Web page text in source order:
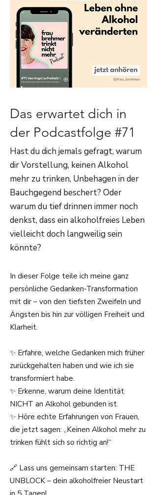
Das erwartet dich in
der Podcastfolge #71
Hast du dich jemals gefragt, warum
dir Vorstellung, keinen Alkohol
mehr zu trinken, Unbehagen in der
Bauchgegend beschert? Oder
warum du tief drinnen immer noch
denkst, dass ein alkoholfreies Leben
vielleicht doch langweilig sein
könnte?
In dieser Folge teile ich meine ganz
persönliche Gedanken-Transformation
mit dir – von den tiefsten Zweifeln und
Ängsten bis hin zur völligen Freiheit und
Klarheit.
✨ Erfahre, welche Gedanken mich früher
zurückgehalten haben und wie ich sie
transformiert habe.
✨ Erkenne, warum deine Identität
NICHT an Alkohol gebunden ist.
✨ Höre echte Erfahrungen von Frauen,
die jetzt sagen: „Keinen Alkohol mehr zu
trinken fühlt sich so richtig an!“
🔗 Lass uns gemeinsam starten: THE
UNBLOCK – dein alkoholfreier Neustart